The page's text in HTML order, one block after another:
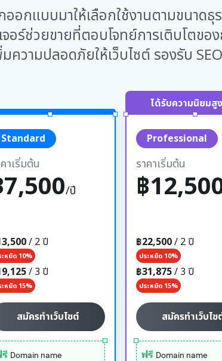
ออกแบบมาให้เลือกใช้งานตามขนาด
ร์ช่วยขายที่ตอบโจทย์การเติบโตข
ความปลอดภัยให้เว็บไซต์ รองรับ
Standard
าเริ่มต้น
/ปี
/ 2 ปี
หยัด 10%
/ 3 ปี
หยัด 15%
สมัครทำเว็บไซต์
รี Domain name
ได้รับความนิยมสู
Professional
ราคาเริ่มต้น
฿
฿22,500/ 2 ปี
ประหยัด 10%
฿31,875/ 3 ปี
ประหยัด 15%
สมัครทำเว็บไซ
ฟรี Domain name